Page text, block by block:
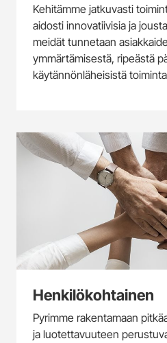
Kehitämme jatkuvasti
aidosti innovatiivisia ja
meidät tunnetaan
ymmärtämisestä, ripeästä
käytännönläheisistä
Henkilökohtainen
Pyrimme rakentamaan
ja luotettavuuteen